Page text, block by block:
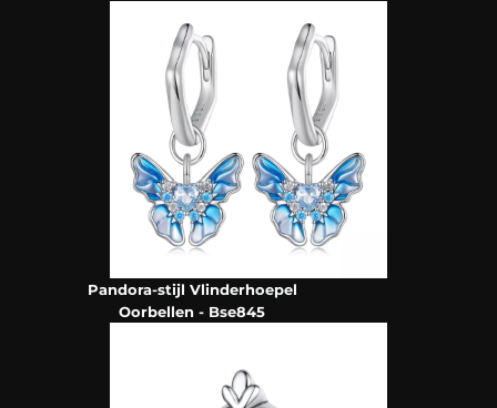
Pandora-stijl Vlinderhoepel
Oorbellen - Bse845